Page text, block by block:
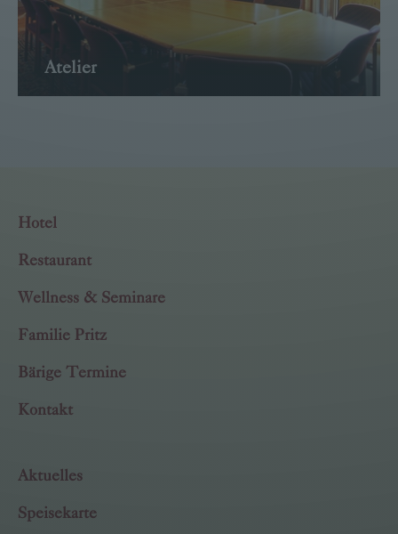
Atelier
Hotel
Restaurant
Wellness & Seminare
Familie Pritz
Bärige Termine
Kontakt
Aktuelles
Speisekarte